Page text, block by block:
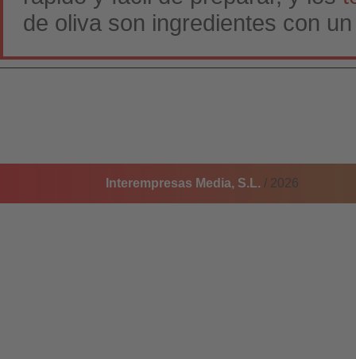
de oliva son ingredientes con
Interempresas Media, S.L. / 2026